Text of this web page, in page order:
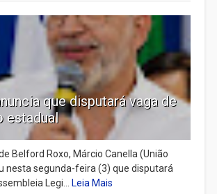
que disputará vaga de
estadual
Belford Roxo, Márcio Canella (União
nesta segunda-feira (3) que disputará
Legi... Leia Mais